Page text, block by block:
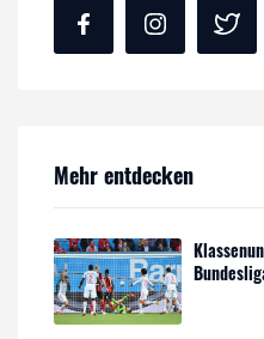
Mehr entdecken